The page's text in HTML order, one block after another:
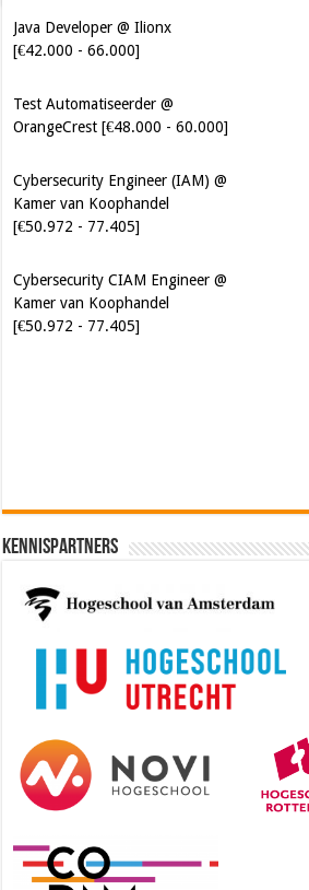
Java Developer @ Ilionx
[€42.000 - 66.000]
Test Automatiseerder @
OrangeCrest [€48.000 - 60.000]
Cybersecurity Engineer (IAM) @
Kamer van Koophandel
[€50.972 - 77.405]
Cybersecurity CIAM Engineer @
Kamer van Koophandel
[€50.972 - 77.405]
Kennispartners